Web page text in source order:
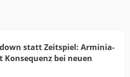
statt Zeitspiel: Arminia-
bei neuen